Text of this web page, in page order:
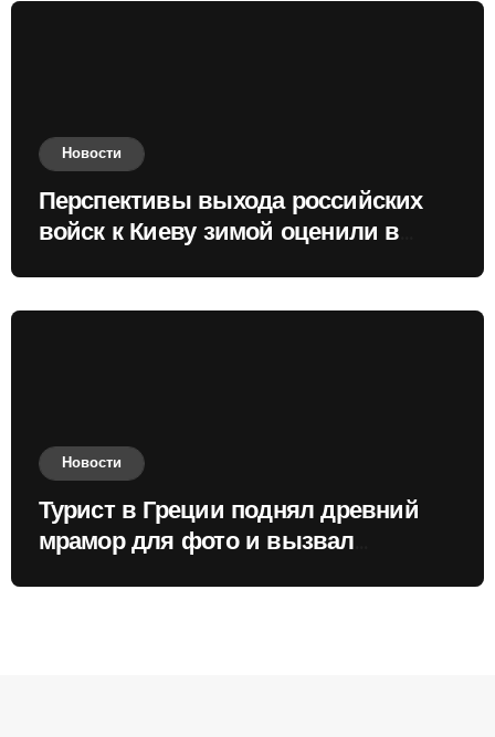
Новости
Перспективы выхода российских
войск к Киеву зимой оценили в
Новости
Турист в Греции поднял древний
мрамор для фото и вызвал